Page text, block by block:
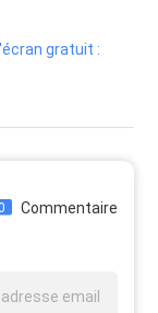
gratuit :
0 Commentaire